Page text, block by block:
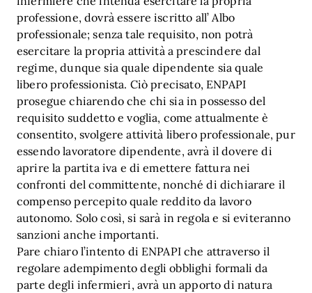
professione, dovrà essere iscritto all’ Albo
professionale; senza tale requisito, non potrà
esercitare la propria attività a prescindere dal
regime, dunque sia quale dipendente sia quale
libero professionista. Ciò precisato, ENPAPI
prosegue chiarendo che chi sia in possesso del
requisito suddetto e voglia, come attualmente è
consentito, svolgere attività libero professionale, pur
essendo lavoratore dipendente, avrà il dovere di
aprire la partita iva e di emettere fattura nei
confronti del committente, nonché di dichiarare il
compenso percepito quale reddito da lavoro
autonomo. Solo così, si sarà in regola e si eviteranno
sanzioni anche importanti.
Pare chiaro l’intento di ENPAPI che attraverso il
regolare adempimento degli obblighi formali da
parte degli infermieri, avrà un apporto di natura